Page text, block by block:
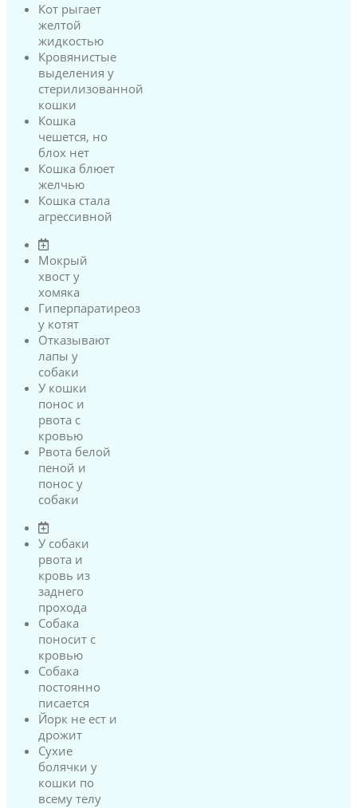
Кот рыгает
желтой
жидкостью
Кровянистые
выделения у
стерилизованной
кошки
Кошка
чешется, но
блох нет
Кошка блюет
желчью
Кошка стала
агрессивной
Мокрый
хвост у
хомяка
Гиперпаратиреоз
у котят
Отказывают
лапы у
собаки
У кошки
понос и
рвота с
кровью
Рвота белой
пеной и
понос у
собаки
У собаки
рвота и
кровь из
заднего
прохода
Собака
поносит с
кровью
Собака
постоянно
писается
Йорк не ест и
дрожит
Сухие
болячки у
кошки по
всему телу